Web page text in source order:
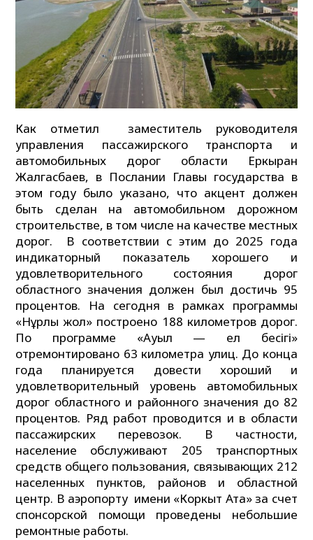
Как отметил заместитель руководителя
управления пассажирского транспорта и
автомобильных дорог области Еркыран
Жалгасбаев, в Послании Главы государства в
этом году было указано, что акцент должен
быть сделан на автомобильном дорожном
строительстве, в том числе на качестве местных
дорог. В соответствии с этим до 2025 года
индикаторный показатель хорошего и
удовлетворительного состояния дорог
областного значения должен был достичь 95
процентов. На сегодня в рамках программы
«Нұрлы жол» построено 188 километров дорог.
По программе «Ауыл — ел бесігі»
отремонтировано 63 километра улиц. До конца
года планируется довести хороший и
удовлетворительный уровень автомобильных
дорог областного и районного значения до 82
процентов. Ряд работ проводится и в области
пассажирских перевозок. В частности,
население обслуживают 205 транспортных
средств общего пользования, связывающих 212
населенных пунктов, районов и областной
центр. В аэропорту имени «Коркыт Ата» за счет
спонсорской помощи проведены небольшие
ремонтные работы.